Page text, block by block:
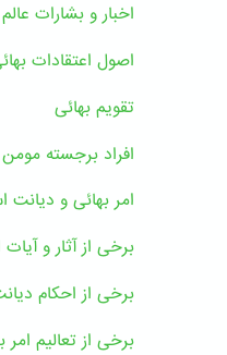
اخبار و بشارات
اصول اعتقادات
تقویم بهائی
افراد برجسته
امر بهائی و دیانت
برخی از آثار و آیات
برخی از احکام
برخی از تعالیم امر